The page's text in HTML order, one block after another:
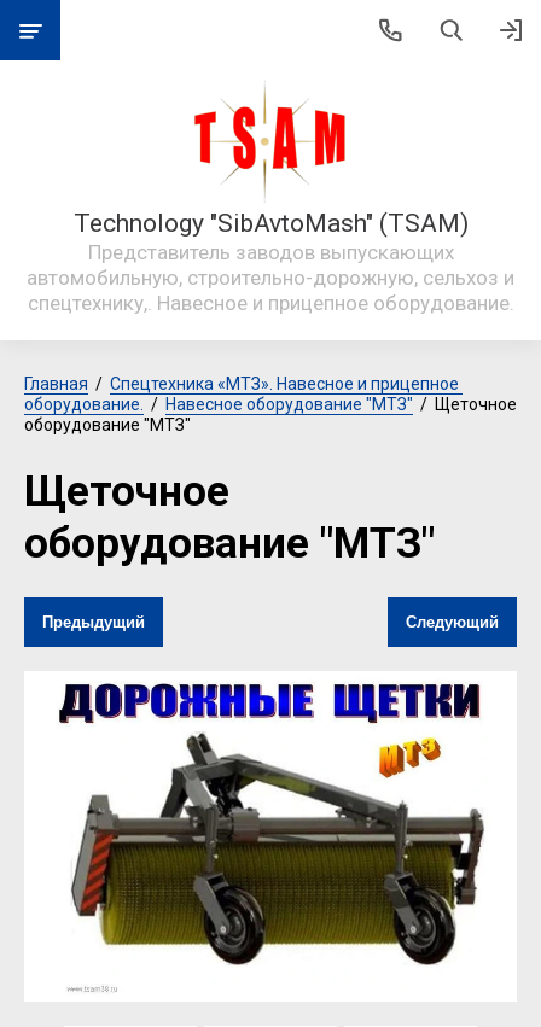
Technology "SibAvtoMash" (TSAM)
Представитель заводов выпускающих
автомобильную, строительно-дорожную, сельхоз и
спецтехнику,. Навесное и прицепное оборудование.
Главная
  /
Спецтехника «МТЗ». Навесное и прицепное
оборудование.
  /
Навесное оборудование "МТЗ"
  /  Щеточное
оборудование "МТЗ"
Щеточное
оборудование "МТЗ"
Предыдущий Следующий